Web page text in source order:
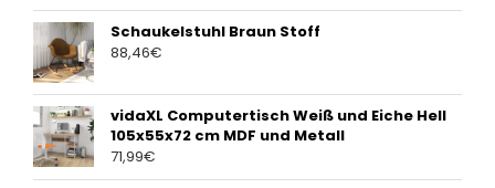
Schaukelstuhl Braun Stoff
88,46€
vidaXL Computertisch Weiß und Eiche Hell
105x55x72 cm MDF und Metall
71,99€